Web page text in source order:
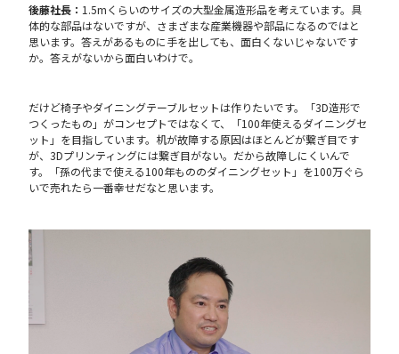
後藤社長： 1.5mくらいのサイズの大型金属造形品を考えています。具
体的な部品はないですが、さまざまな産業機器や部品になるのではと
思います。答えがあるものに手を出しても、面白くないじゃないです
か。答えがないから面白いわけで。
だけど椅子やダイニングテーブルセットは作りたいです。「3D造形で
つくったもの」がコンセプトではなくて、「100年使えるダイニングセ
ット」を目指しています。机が故障する原因はほとんどが繋ぎ目です
が、3Dプリンティングには繋ぎ目がない。だから故障しにくいんで
す。「孫の代まで使える100年もののダイニングセット」を100万ぐら
いで売れたら一番幸せだなと思います。